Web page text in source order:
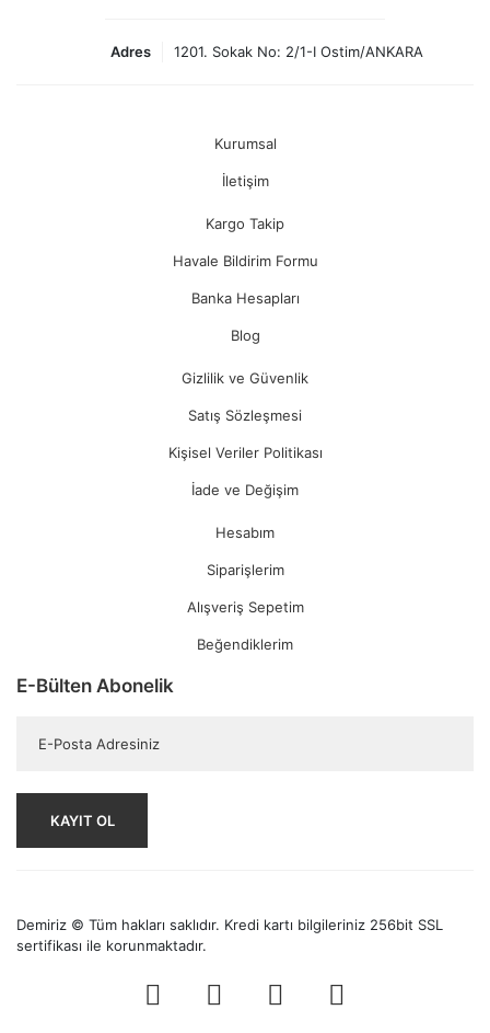
Adres 1201. Sokak No: 2/1-I Ostim/ANKARA
Kurumsal
İletişim
Kargo Takip
Havale Bildirim Formu
Banka Hesapları
Blog
Gizlilik ve Güvenlik
Satış Sözleşmesi
Kişisel Veriler Politikası
İade ve Değişim
Hesabım
Siparişlerim
Alışveriş Sepetim
Beğendiklerim
E-Bülten Abonelik
KAYIT OL
Demiriz © Tüm hakları saklıdır. Kredi kartı bilgileriniz 256bit SSL
sertifikası ile korunmaktadır.